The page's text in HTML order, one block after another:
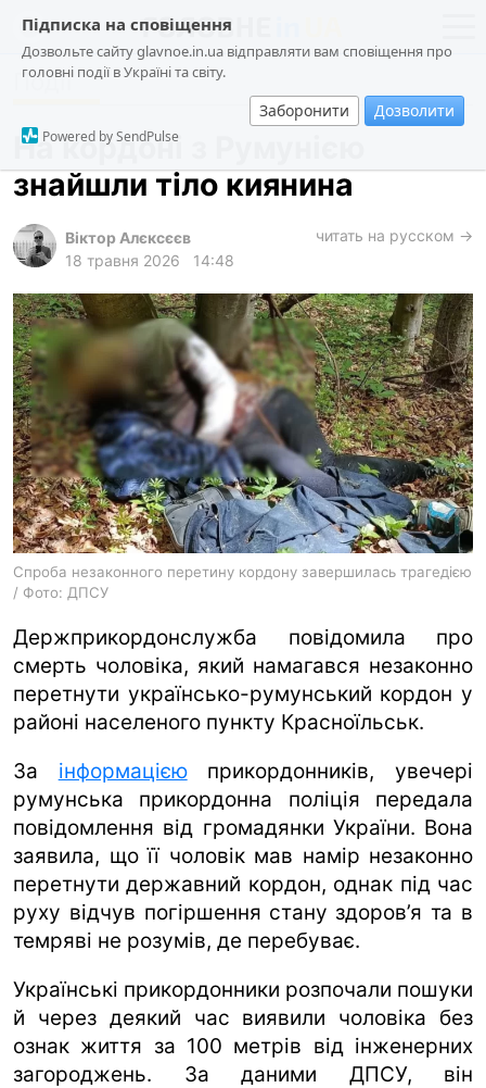
Підписка на сповіщення
Дозвольте сайту glavnoe.in.ua відправляти вам сповіщення про
головні події в Україні та світу.
Заборонити Дозволити
Powered by SendPulse
новини
про проєкт
суспільство
події
кримінал
спорт
лонгріди
харків
архів
gambling
ua ru en
Події
На кордоні з Румунією
знайшли тіло киянина
Віктор Алєксєєв
18 травня 2026
14:48
читать на русском →
Спроба незаконного перетину кордону завершилась трагедією
/ Фото: ДПСУ
Держприкордонслужба повідомила про
смерть чоловіка, який намагався незаконно
перетнути українсько-румунський кордон у
районі населеного пункту Красноїльськ.
За інформацієюприкордонників, увечері
румунська прикордонна поліція передала
повідомлення від громадянки України. Вона
заявила, що її чоловік мав намір незаконно
перетнути державний кордон, однак під час
руху відчув погіршення стану здоров’я та в
темряві не розумів, де перебуває.
Українські прикордонники розпочали пошуки
й через деякий час виявили чоловіка без
ознак життя за 100 метрів від інженерних
загороджень. За даними ДПСУ, він